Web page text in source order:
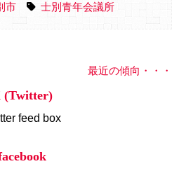
市 士別青年会議所
最近の傾向・・・
(Twitter)
feed box